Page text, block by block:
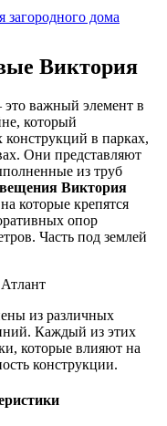
загородного дома
Виктория
важный элемент в
который
конструкций в парках,
Они представляют
из труб
Виктория
которые крепятся
опор
Часть под землей
из различных
Каждый из этих
которые влияют на
конструкции.